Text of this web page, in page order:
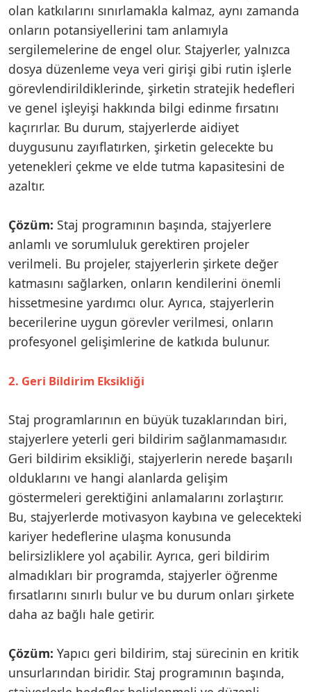
olan katkılarını sınırlamakla kalmaz, aynı zamanda
onların potansiyellerini tam anlamıyla
sergilemelerine de engel olur. Stajyerler, yalnızca
dosya düzenleme veya veri girişi gibi rutin işlerle
görevlendirildiklerinde, şirketin stratejik hedefleri
ve genel işleyişi hakkında bilgi edinme fırsatını
kaçırırlar. Bu durum, stajyerlerde aidiyet
duygusunu zayıflatırken, şirketin gelecekte bu
yetenekleri çekme ve elde tutma kapasitesini de
azaltır.
Çözüm: Staj programının başında, stajyerlere
anlamlı ve sorumluluk gerektiren projeler
verilmeli. Bu projeler, stajyerlerin şirkete değer
katmasını sağlarken, onların kendilerini önemli
hissetmesine yardımcı olur. Ayrıca, stajyerlerin
becerilerine uygun görevler verilmesi, onların
profesyonel gelişimlerine de katkıda bulunur.
2. Geri Bildirim Eksikliği
Staj programlarının en büyük tuzaklarından biri,
stajyerlere yeterli geri bildirim sağlanmamasıdır.
Geri bildirim eksikliği, stajyerlerin nerede başarılı
olduklarını ve hangi alanlarda gelişim
göstermeleri gerektiğini anlamalarını zorlaştırır.
Bu, stajyerlerde motivasyon kaybına ve gelecekteki
kariyer hedeflerine ulaşma konusunda
belirsizliklere yol açabilir. Ayrıca, geri bildirim
almadıkları bir programda, stajyerler öğrenme
fırsatlarını sınırlı bulur ve bu durum onları şirkete
daha az bağlı hale getirir.
Çözüm: Yapıcı geri bildirim, staj sürecinin en kritik
unsurlarından biridir. Staj programının başında,